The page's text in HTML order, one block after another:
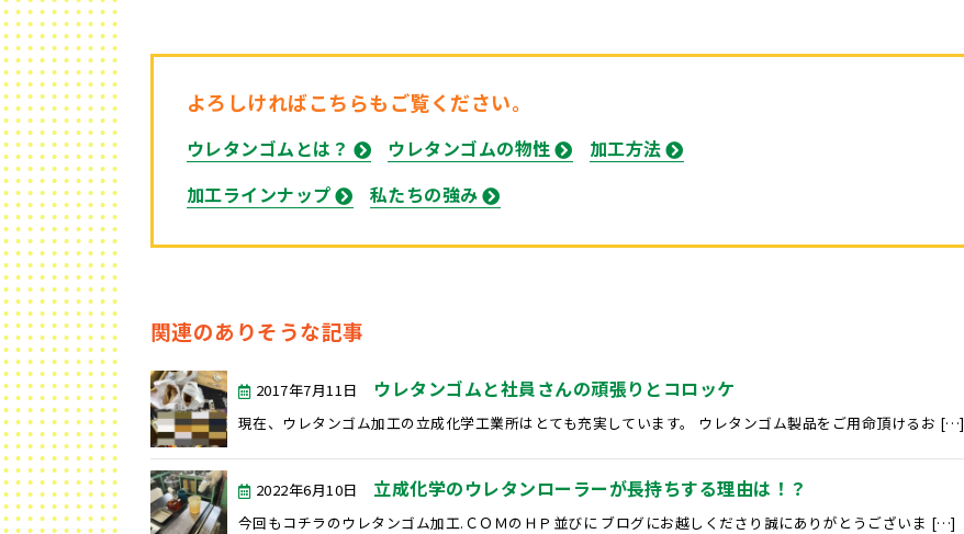
よろしければこちらもご覧ください。
ウレタンゴムとは？ ウレタンゴムの物性
加工方法
加工ラインナップ
私たちの強み
関連のありそうな記事
2017年7月11日 ウレタンゴムと社員さんの頑張りとコロッケ
現在、ウレタンゴム加工の立成化学工業所はとても充実しています。 ウレタンゴム製品をご用命頂けるお […]
2022年6月10日 立成化学のウレタンローラーが長持ちする理由は！？
今回もコチラのウレタンゴム加工.ＣＯＭのＨＰ並びに ブログにお越しくださり誠にありがとうございま […]